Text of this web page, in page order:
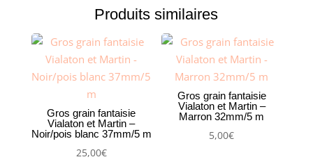
Produits similaires
Gros grain fantaisie
Vialaton et Martin –
Noir/pois blanc 37mm/5 m
25,00€
Gros grain fantaisie
Vialaton et Martin –
Marron 32mm/5 m
5,00€